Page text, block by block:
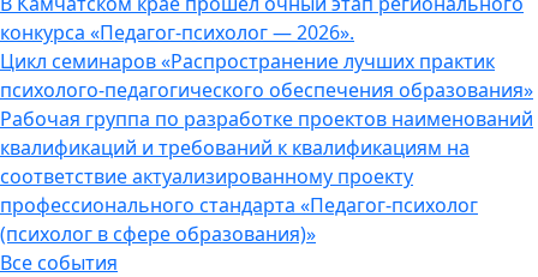
конкурса «Педагог-психолог — 2026».
Цикл семинаров «Распространение лучших практик
психолого-педагогического обеспечения образования»
Рабочая группа по разработке проектов наименований
квалификаций и требований к квалификациям на
соответствие актуализированному проекту
профессионального стандарта «Педагог-психолог
(психолог в сфере образования)»
Все события